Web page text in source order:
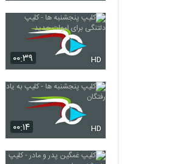
۰۰:۳۹ HD
۰۰:۱۴ HD